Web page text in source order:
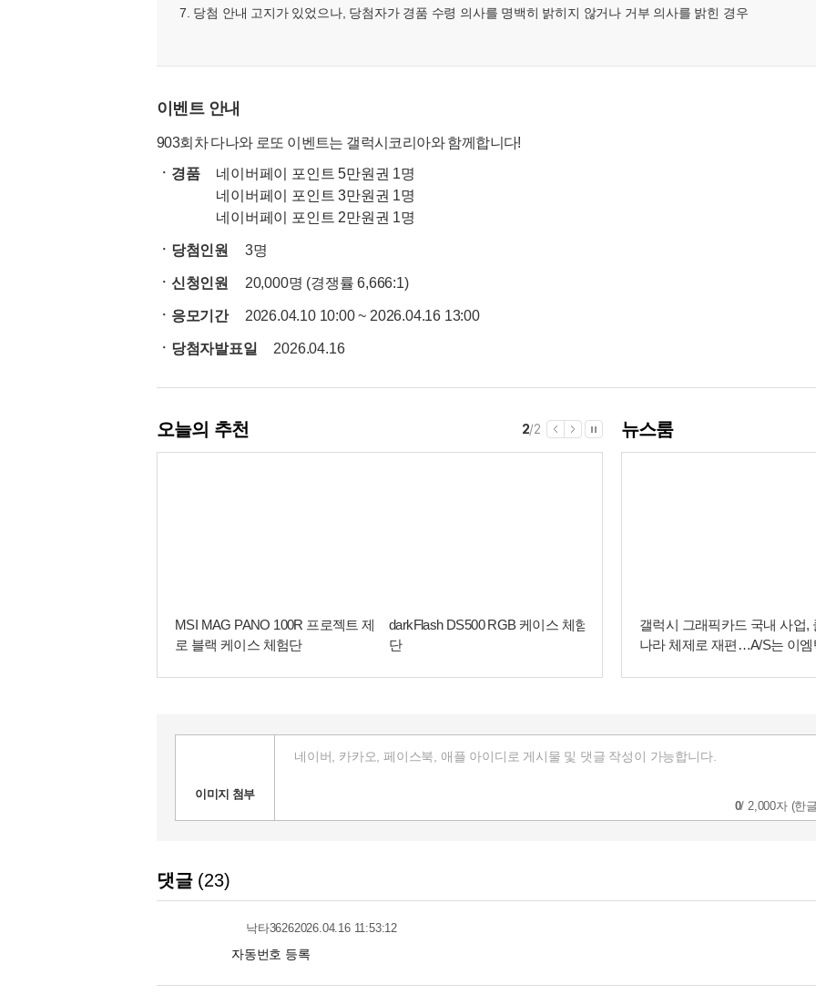
7. 당첨 안내 고지가 있었으나, 당첨자가 경품 수령 의사를 명백히 밝히지 않거나 거부 의사를 밝힌 경우
이벤트 안내
903회차 다나와 로또 이벤트는 갤럭시코리아와 함께합니다!
ㆍ경품
네이버페이 포인트 5만원권 1명
네이버페이 포인트 3만원권 1명
네이버페이 포인트 2만원권 1명
ㆍ당첨인원 3명
ㆍ신청인원 20,000명 (경쟁률 6,666:1)
ㆍ응모기간 2026.04.10 10:00 ~ 2026.04.16 13:00
ㆍ당첨자발표일 2026.04.16
오늘의 추천 1/2
MSI GM51 LIGHTWEIGHT
WIRELESS 마우스 체험단
뷰소닉 X100-4K+ 빔프로젝터 체험
단
뉴스룸
릭나라, GALAX와 손잡고 국내
갤럭시 그래픽카드 국내 사업, 클릭
나라 체제로 재편…A/S는 이엠텍이
갤럭시 품은 클릭나라, 그래픽카드
인텔 2분기 실적과 향후 전망,
고 최신 뉴스를 정리해드립니
0/ 2,000자 (한
이미지 첨부
댓글 23
낙타36262026.04.16 11:53:12
자동번호 등록